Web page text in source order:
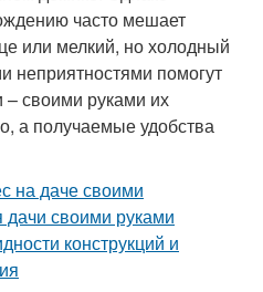
часто мешает
или мелкий, но холодный
неприятностями помогут
– своими руками их
а получаемые удобства